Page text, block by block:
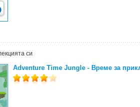
си
Adventure Time Jungle - Време за